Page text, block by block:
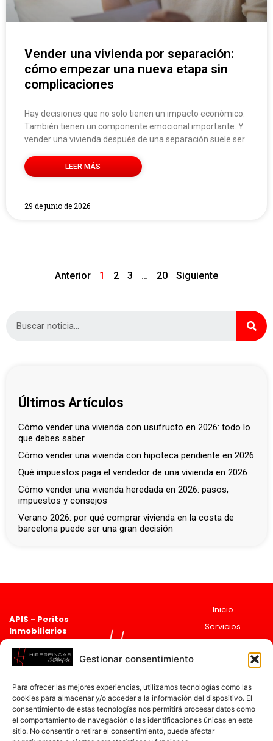
Gestionar consentimiento
Para ofrecer las mejores experiencias, utilizamos tecnologías como las
cookies para almacenar y/o acceder a la información del dispositivo. El
consentimiento de estas tecnologías nos permitirá procesar datos como
el comportamiento de navegación o las identificaciones únicas en este
sitio. No consentir o retirar el consentimiento, puede afectar
Vender una vivienda por separación:
cómo empezar una nueva etapa sin
complicaciones
Hay decisiones que no solo tienen un impacto económico.
También tienen un componente emocional importante. Y
vender una vivienda después de una separación suele ser
LEER MÁS
29 de junio de 2026
Anterior 1 2 3 … 20 Siguiente
Últimos Artículos
cómo vender una vivienda con usufructo en 2026: todo lo
que debes saber
cómo vender una vivienda con hipoteca pendiente en 2026
qué impuestos paga el vendedor de una vivienda en 2026
cómo vender una vivienda heredada en 2026: pasos,
impuestos y consejos
verano 2026: por qué comprar vivienda en la costa de
barcelona puede ser una gran decisión
APIS - Peritos
Inmobiliarios
Asociado 2835
Registro de agentes
Inmobiliarios de
12597
Ronda de
Ramón Otero
Pedrayo, 30,
Inicio
Servicios
Contacto